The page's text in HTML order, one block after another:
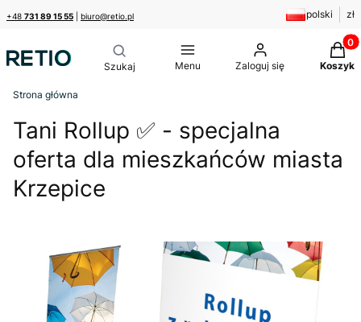
+48 731 89 15 55 biuro@retio.pl polski zł
Menu Zaloguj się Koszyk
Strona główna
Tani Rollup ✅ - specjalna
oferta dla mieszkańców miasta
Krzepice